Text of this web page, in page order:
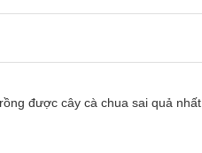
được cây cà chua sai quả nhất